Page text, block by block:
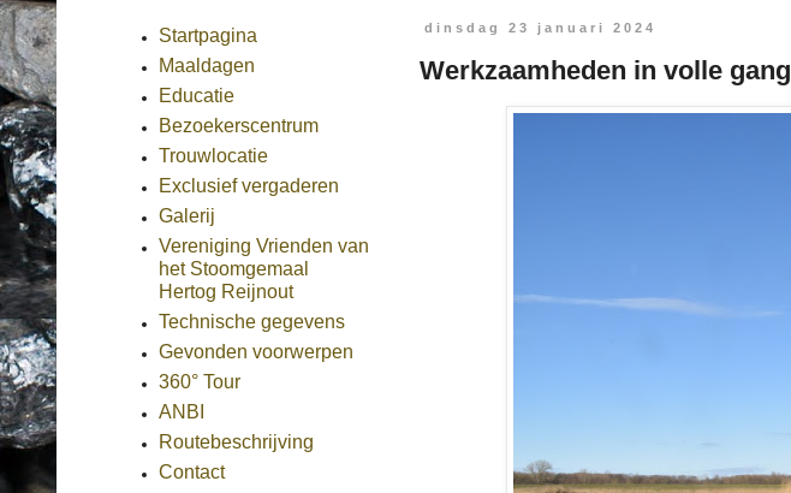
dinsdag 23 januari 2024
Werkzaamheden in volle gang
Startpagina
Maaldagen
Educatie
Bezoekerscentrum
Trouwlocatie
Exclusief vergaderen
Galerij
Vereniging Vrienden van
het Stoomgemaal
Hertog Reijnout
Technische gegevens
Gevonden voorwerpen
360° Tour
ANBI
Routebeschrijving
Contact